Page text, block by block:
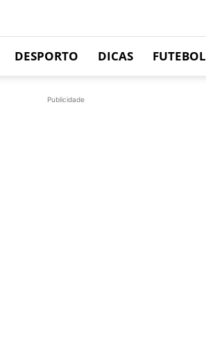
DESPORTO DICAS FUTEBOL
Publicidade